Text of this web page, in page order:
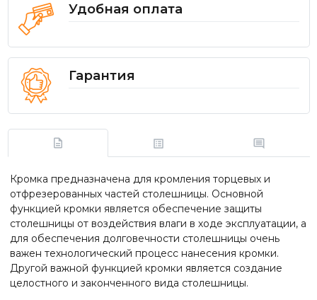
Удобная оплата
Гарантия
Кромка предназначена для кромления торцевых и
отфрезерованных частей столешницы. Основной
функцией кромки является обеспечение защиты
столешницы от воздействия влаги в ходе эксплуатации, а
для обеспечения долговечности столешницы очень
важен технологический процесс нанесения кромки.
Другой важной функцией кромки является создание
целостного и законченного вида столешницы.